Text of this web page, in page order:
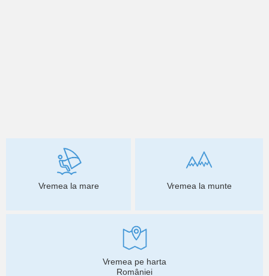
Vremea la mare Vremea la munte
Vremea pe harta
României